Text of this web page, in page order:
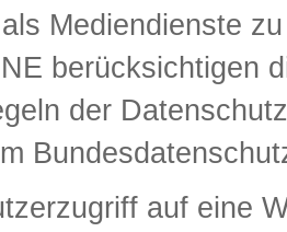
Mediendienste
berücksichtigen
der
auf eine